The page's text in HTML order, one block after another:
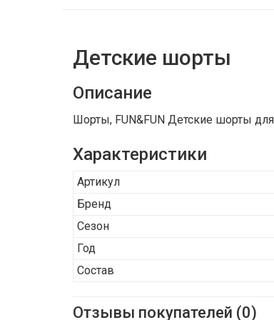
Детские шорты
Описание
Шорты, FUN&FUN Детские шорты
Характеристики
Артикул
Бренд
Сезон
Год
Состав
Отзывы покупателей (0)